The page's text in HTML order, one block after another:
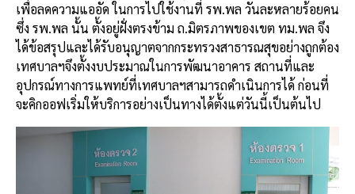
เพื่อลดความแออัด ในการไปใช้งานที่ รพ.พล วันละหลายร้อยคน
ซึ่ง รพ.พล นั้น ตั้งอยู่ฝั่งตรงข้าม ถ.มิตรภาพของเขต ทม.พล จึง
ได้ข้อสรุปและได้รับอนุญาตจากกระทรวงสาธารณสุขอย่างถูกต้อง
เทศบาลฯจึงตั้งงบประมาณในการพัฒนาอาคาร สถานที่และ
อุปกรณ์ทางการแพทย์ที่เทศบาลฯสามารถดำเนินการได้ ก่อนที่
จะคิกออฟเริ่มให้บริการอย่างเป็นทางได้ตั้งแต่วันนี้เป็นต้นไป